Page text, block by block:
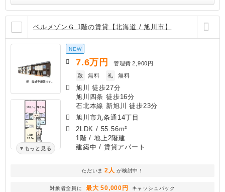
ベルメゾンＧ 1階の賃貸【北海道 / 旭川市】
もっと見る
NEW
7.6万円 管理費 2,900円
敷
無料 礼 無料
旭川 徒歩27分
旭川四条 徒歩16分
石北本線 新旭川 徒歩23分
旭川市九条通14丁目
2LDK / 55.56m²
1階 / 地上2階建
建築中 / 賃貸アパート
ただいま 2人 が検討中！
対象者全員に 最大 50,000円 キャッシュバック